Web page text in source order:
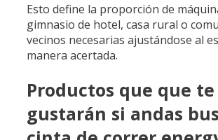
Esto define la proporción de
gimnasio de hotel, casa rural o
vecinos necesarias ajustándose al
manera acertada.
Productos que que te
gustarán si andas